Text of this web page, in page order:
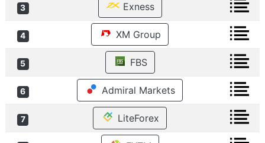
3 Exness
4 XM Group
5 FBS
6 Admiral Markets
7 LiteForex